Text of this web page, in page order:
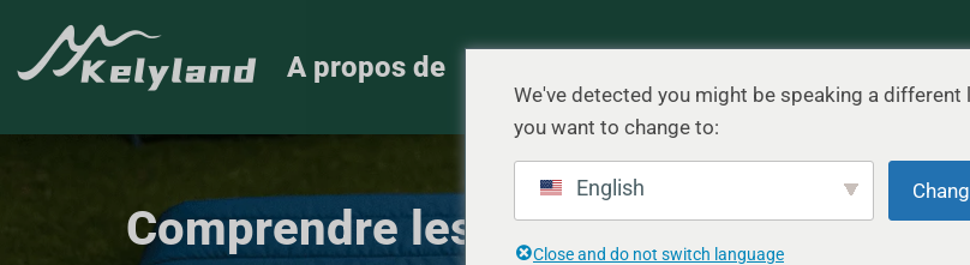
A propos de
Comprendre les indices de
We've detected you might be speaking a different
you want to change to:
English
Close and do not switch language